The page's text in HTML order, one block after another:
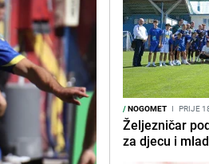
/NOGOMET I PRIJE
Željezničar
za djecu i